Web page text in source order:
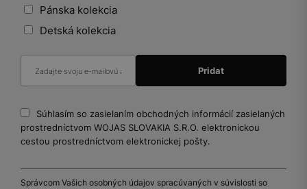
Pánska kolekcia
Detská kolekcia
Súhlasím so zasielaním obchodných informácií zasielaných
prostredníctvom WOJAS SLOVAKIA S.R.O. elektronickou
cestou prostredníctvom elektronickej pošty.
Správcom Vašich osobných údajov spracúvaných v súvislosti so